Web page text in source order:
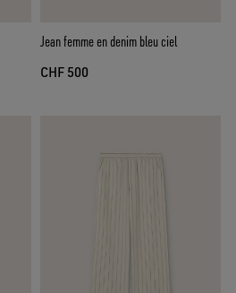
Jean femme en denim bleu ciel
CHF 500